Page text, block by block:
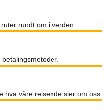
rundt om i verden.
hva våre reisende sier om oss.